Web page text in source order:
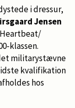
i dressur,
Jensen
Heartbeat/
klassen.
militarystævne
kvalifikation
hos